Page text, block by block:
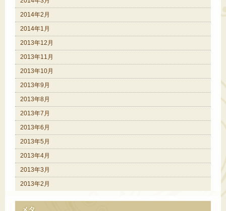
2014年2月
2014年1月
2013年12月
2013年11月
2013年10月
2013年9月
2013年8月
2013年7月
2013年6月
2013年5月
2013年4月
2013年3月
2013年2月